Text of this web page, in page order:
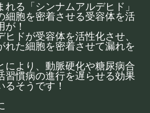
れる「シンナムアルデヒド」
細胞を密着させる受容体を活
！
ヒドが受容体を活性化させ、
れた細胞を密着させて漏れを
により、動脈硬化や糖尿病合
習慣病の進行を遅らせる効果
るそうです！